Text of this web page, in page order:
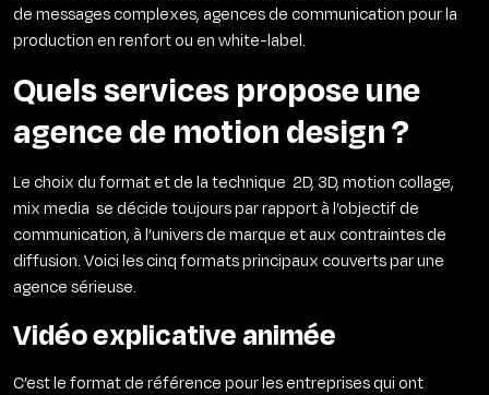
de messages complexes, agences de communication pour la
production en renfort ou en white-label.
Quels services propose une
agence de motion design ?
Le choix du format et de la technique 2D, 3D, motion collage,
mix media se décide toujours par rapport à l’objectif de
communication, à l’univers de marque et aux contraintes de
diffusion. Voici les cinq formats principaux couverts par une
agence sérieuse.
Vidéo explicative animée
C’est le format de référence pour les entreprises qui ont